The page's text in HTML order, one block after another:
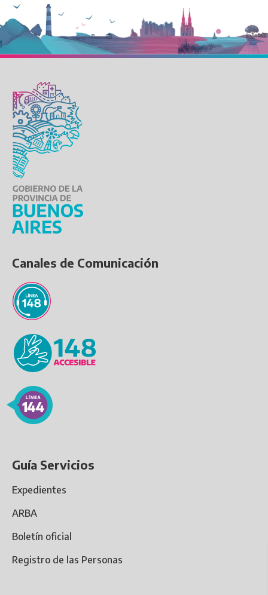
Canales de Comunicación
Guía Servicios
Expedientes
ARBA
Boletín oficial
Registro de las Personas